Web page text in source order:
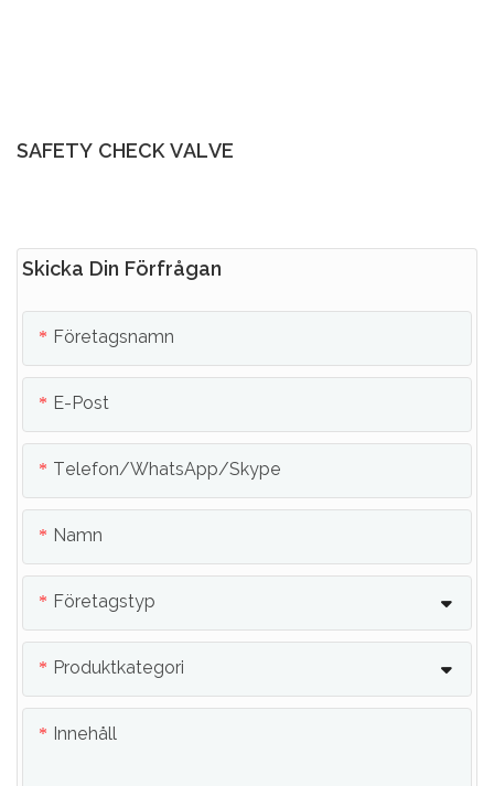
Skicka Din Förfrågan
Företagsnamn
E-Post
Telefon/whatsApp/skype
Namn
Företagstyp
Produktkategori
Innehåll
SAFETY CHECK VALVE